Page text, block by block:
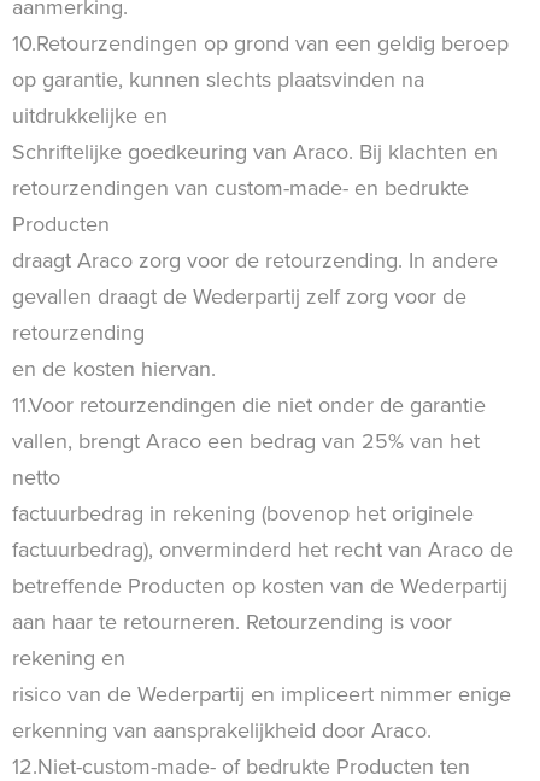
aanmerking.
10.Retourzendingen op grond van een geldig beroep
op garantie, kunnen slechts plaatsvinden na
uitdrukkelijke en
Schriftelijke goedkeuring van Araco. Bij klachten en
retourzendingen van custom-made- en bedrukte
Producten
draagt Araco zorg voor de retourzending. In andere
gevallen draagt de Wederpartij zelf zorg voor de
retourzending
en de kosten hiervan.
11.Voor retourzendingen die niet onder de garantie
vallen, brengt Araco een bedrag van 25% van het
netto
factuurbedrag in rekening (bovenop het originele
factuurbedrag), onverminderd het recht van Araco de
betreffende Producten op kosten van de Wederpartij
aan haar te retourneren. Retourzending is voor
rekening en
risico van de Wederpartij en impliceert nimmer enige
erkenning van aansprakelijkheid door Araco.
12.Niet-custom-made- of bedrukte Producten ten